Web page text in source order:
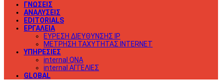
ΓΝΩΣΕΙΣ
ΑΝΑΛΥΣΕΙΣ
EDITORIALS
ΕΡΓΑΛΕΙΑ
ΕΥΡΕΣΗ ΔΙΕΥΘΥΝΣΗΣ IP
ΜΕΤΡΗΣΗ ΤΑΧΥΤΗΤΑΣ INTERNET
ΥΠΗΡΕΣΙΕΣ
internal QNA
internal ΑΓΓΕΛΙΕΣ
GLOBAL